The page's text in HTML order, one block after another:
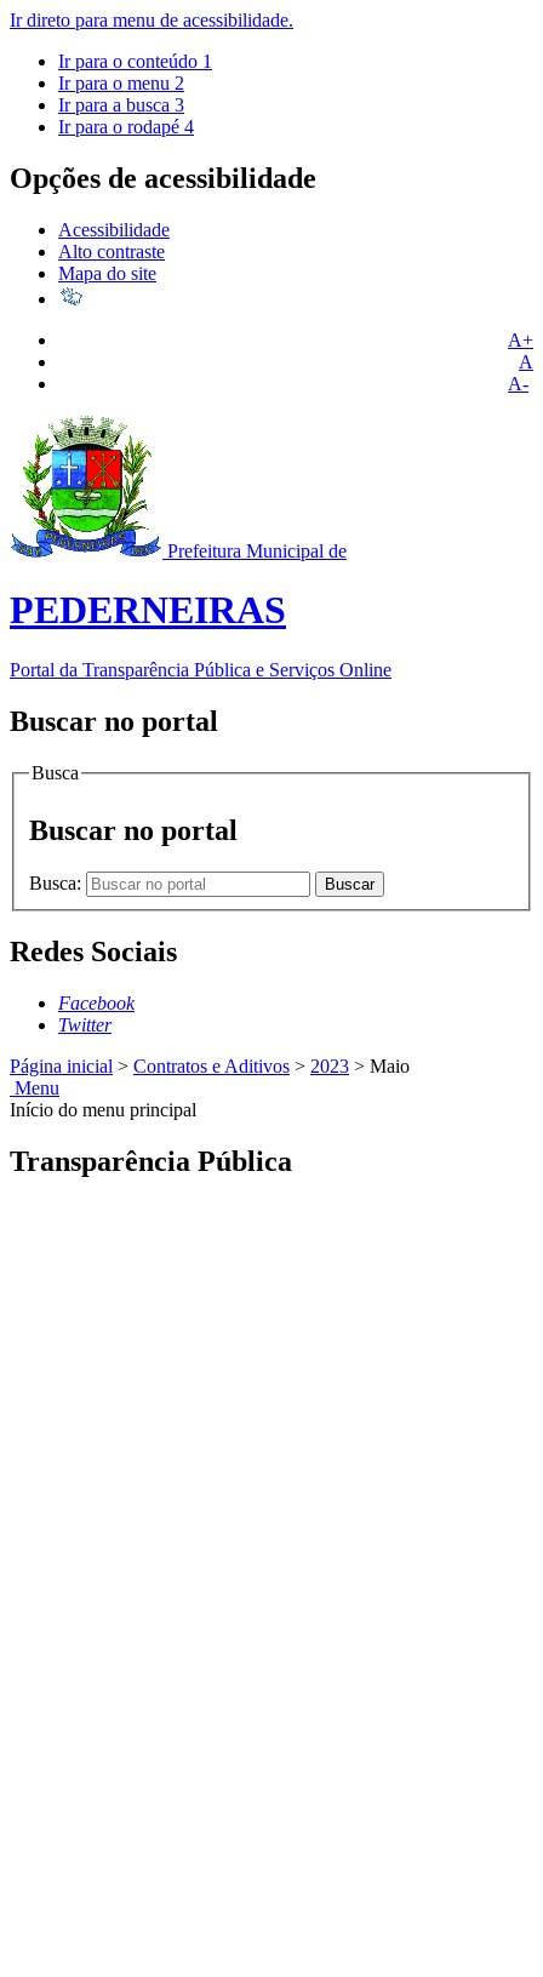
Ir direto para menu de acessibilidade.
Ir para o conteúdo 1
Ir para o menu 2
Ir para a busca 3
Ir para o rodapé 4
Opções de acessibilidade
Acessibilidade
Alto contraste
Mapa do site
A+
A
A-
Prefeitura Municipal de
PEDERNEIRAS
Portal da Transparência Pública e Serviços Online
Buscar no portal
Busca
Buscar no portal
Busca: Buscar
Redes Sociais
Facebook
Twitter
Página inicial > Contratos e Aditivos > 2023 > Maio
Menu
Início do menu principal
Transparência Pública